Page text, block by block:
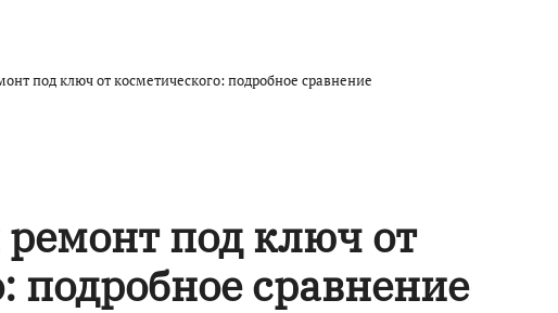
под ключ от косметического: подробное сравнение
под ключ от
подробное сравнение